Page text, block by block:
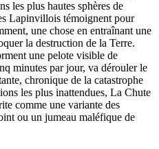
les plus hautes sphères de
Lapinvillois témoignent pour
une chose en entraînant une
la destruction de la Terre.
une pelote visible de
minutes par jour, va dérouler le
chronique de la catastrophe
les plus inattendues, La Chute
comme une variante des
ou un jumeau maléfique de